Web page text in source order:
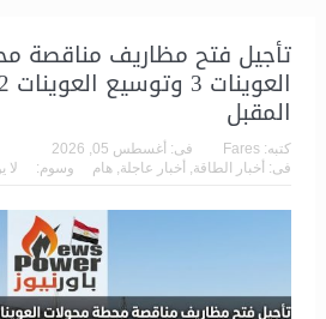
تأجيل فتح مظاريف مناقصة
المقبل
كتبه: Fares فى: أغسطس 05, 2026
فى: أخبار الطاقة, أخبار عاجلة, هام وسوم: لا